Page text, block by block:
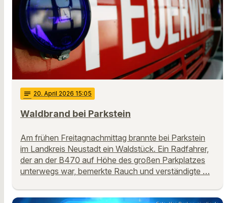
notes 20. April 2026 15:05
Waldbrand bei Parkstein
Am frühen Freitagnachmittag brannte bei Parkstein
im Landkreis Neustadt ein Waldstück. Ein Radfahrer,
der an der B470 auf Höhe des großen Parkplatzes
unterwegs war, bemerkte Rauch und verständigte …